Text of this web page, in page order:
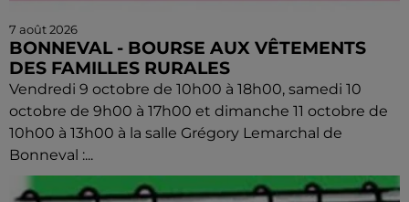
7 août 2026
BONNEVAL - BOURSE AUX VÊTEMENTS
DES FAMILLES RURALES
Vendredi 9 octobre de 10h00 à 18h00, samedi 10
octobre de 9h00 à 17h00 et dimanche 11 octobre de
10h00 à 13h00 à la salle Grégory Lemarchal de
Bonneval :...